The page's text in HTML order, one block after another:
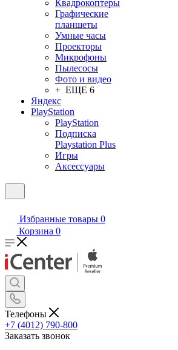
Квадрокоптеры
Графические
планшеты
Умные часы
Проекторы
Микрофоны
Пылесосы
Фото и видео
+ ЕЩЕ 6
Яндекс
PlayStation
PlayStation
Подписка
Playstation Plus
Игры
Аксессуары
Избранные товары 0
Корзина 0
Телефоны
+7 (4012) 790-800
Заказать звонок